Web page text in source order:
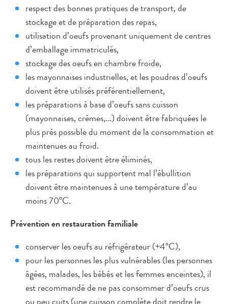
respect des bonnes pratiques de transport, de
stockage et de préparation des repas,
utilisation d’oeufs provenant uniquement de centres
d’emballage immatriculés,
stockage des oeufs en chambre froide,
les mayonnaises industrielles, et les poudres d’oeufs
doivent être utilisés préférentiellement,
les préparations à base d’oeufs sans cuisson
(mayonnaises, crèmes,...) doivent être fabriquées le
plus près possible du moment de la consommation et
maintenues au froid.
tous les restes doivent être éliminés,
les préparations qui supportent mal l’ébullition
doivent être maintenues à une température d’au
moins 70°C.
Prévention en restauration familiale
conserver les oeufs au réfrigérateur (+4°C),
pour les personnes les plus vulnérables (les personnes
âgées, malades, les bébés et les femmes enceintes), il
est recommandé de ne pas consommer d’oeufs crus